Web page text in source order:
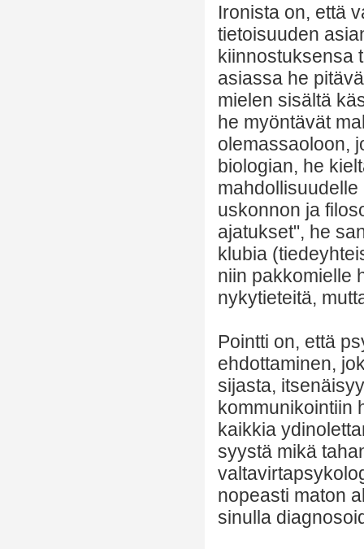
Ironista on, että
tietoisuuden
kiinnostuksensa
asiassa he
mielen sisältä
he myöntävät
olemassaoloon,
biologian, he
uskonnon ja
ajatukset", he
klubia
niin pakkomielle
nykytieteitä,
Pointti on, että
ehdottaminen,
sijasta,
kommunikointiin
kaikkia
syystä mikä
nopeasti maton
sinulla